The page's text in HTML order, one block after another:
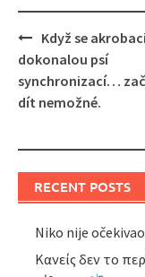
Post
navigation
Když se
dokonalou psí
synchronizací…
dít nemožné.
RECENT POSTS
Niko nije
Κανείς δεν το